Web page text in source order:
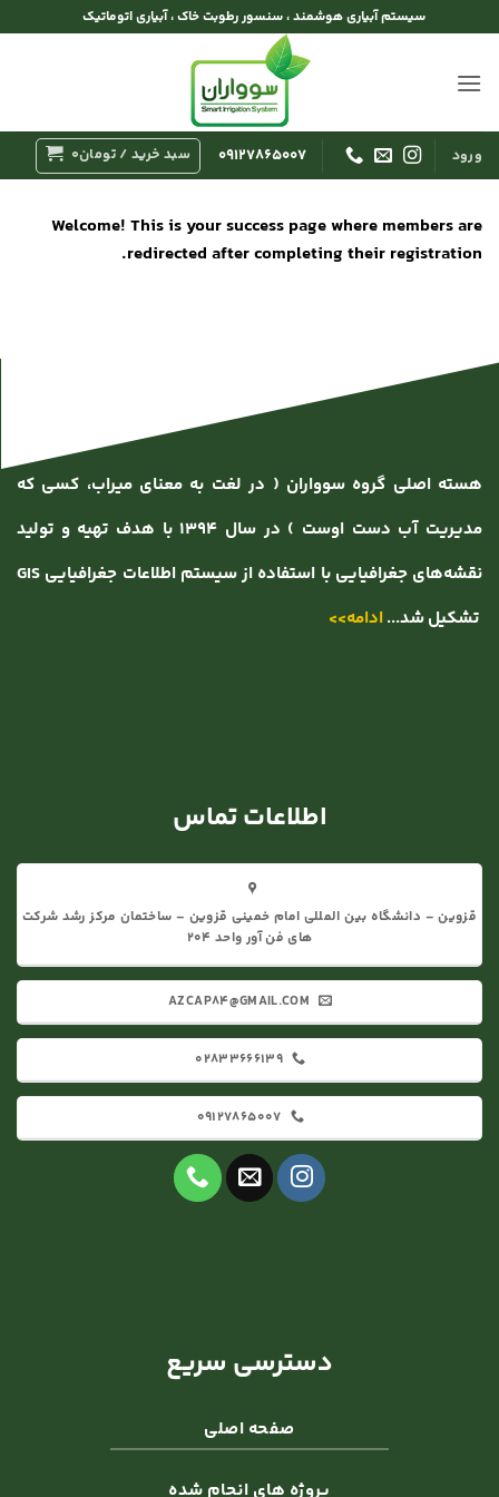
to
content
سیستم آبیاری هوشمند ، سنسور رطوبت خاک ، آبیاری اتوماتیک
ورود ۰۹۱۲۷۸۶۵۰۰۷ سبد خرید /تومان0
Welcome! This is your success page where members are
redirected after completing their registration.
هسته اصلی گروه سوواران ( در لغت به معنای میراب، کسی که
مدیریت آب دست اوست ) در سال ۱۳۹۴ با هدف تهیه و تولید
نقشه‌های جغرافیایی با استفاده از سیستم اطلاعات جغرافیایی GIS
تشکیل شد...ادامه>>
اطلاعات تماس
قزوین – دانشگاه بین المللی امام خمینی قزوین – ساختمان مرکز رشد شرکت
های فن آور واحد 204
AZCAP84@GMAIL.COM
02833666139
09127865007
دسترسی سریع
صفحه اصلی
پروژه های انجام شده